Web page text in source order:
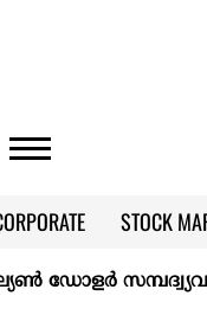
STOCK
ഡോളര്‍